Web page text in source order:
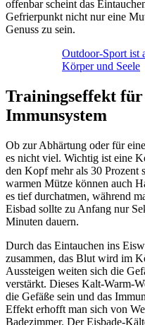
offenbar scheint das
Gefrierpunkt nicht nur eine
Genuss zu sein.
Outdoor-Sport ist
Körper und Seele
Trainingseffekt
Immunsystem
Ob zur Abhärtung oder für
es nicht viel. Wichtig ist eine
den Kopf mehr als 30 Prozent
warmen Mütze können auch
es tief durchatmen, während
Eisbad sollte zu Anfang nur
Minuten dauern.
Durch das Eintauchen ins
zusammen, das Blut wird im
Aussteigen weiten sich die
verstärkt. Dieses Kalt-Warm-
die Gefäße sein und das
Effekt erhofft man sich von
Badezimmer. Der Eisbade-